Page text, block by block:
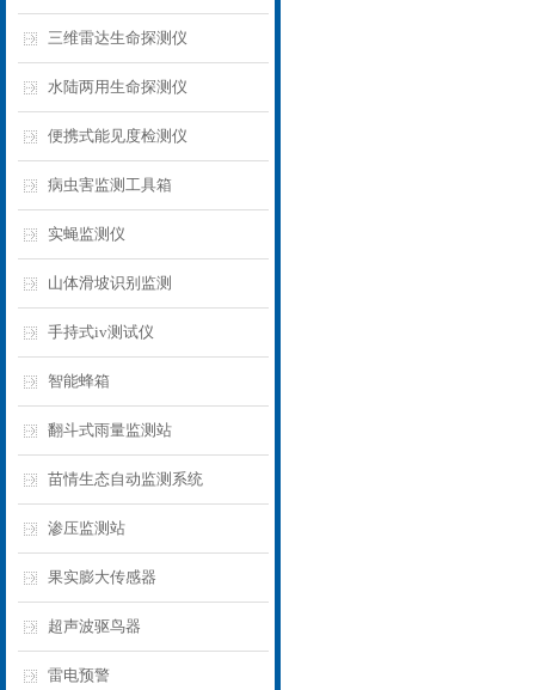
三维雷达生命探测仪
水陆两用生命探测仪
便携式能见度检测仪
病虫害监测工具箱
实蝇监测仪
山体滑坡识别监测
手持式iv测试仪
智能蜂箱
翻斗式雨量监测站
苗情生态自动监测系统
渗压监测站
果实膨大传感器
超声波驱鸟器
雷电预警